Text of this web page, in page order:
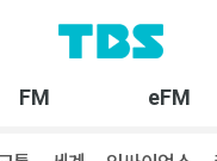
FM eFM